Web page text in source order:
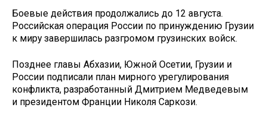
Боевые действия продолжались до 12 августа.
Российская операция России по принуждению Грузии
к миру завершилась разгромом грузинских войск.
Позднее главы Абхазии, Южной Осетии, Грузии и
России подписали план мирного урегулирования
конфликта, разработанный Дмитрием Медведевым
и президентом Франции Николя Саркози.